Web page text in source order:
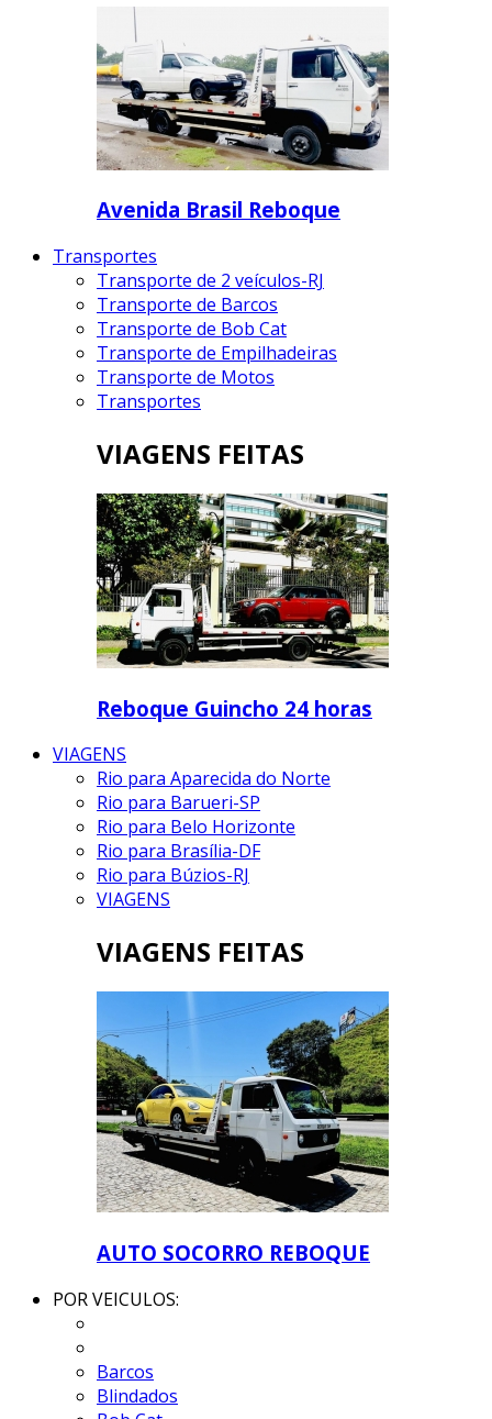
Avenida Brasil Reboque
Transportes
Transporte de 2 veículos-RJ
Transporte de Barcos
Transporte de Bob Cat
Transporte de Empilhadeiras
Transporte de Motos
Transportes
VIAGENS FEITAS
Reboque Guincho 24 horas
VIAGENS
Rio para Aparecida do Norte
Rio para Barueri-SP
Rio para Belo Horizonte
Rio para Brasília-DF
Rio para Búzios-RJ
VIAGENS
VIAGENS FEITAS
AUTO SOCORRO REBOQUE
POR VEICULOS:
Barcos
Blindados